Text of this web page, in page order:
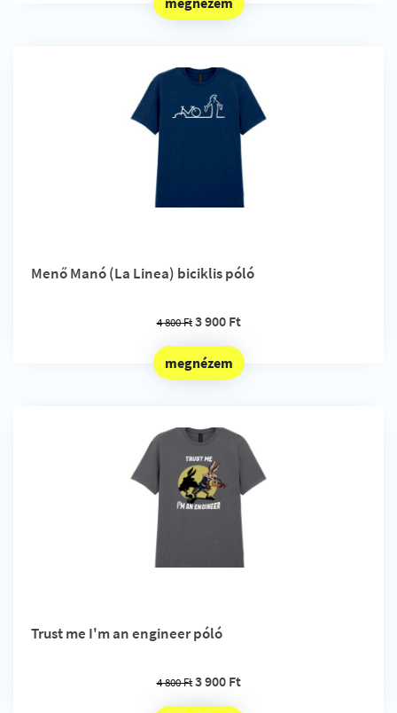
Menő Manó (La Linea) biciklis póló
4 800 Ft 3 900 Ft
megnézem
Trust me I'm an engineer póló
4 800 Ft 3 900 Ft